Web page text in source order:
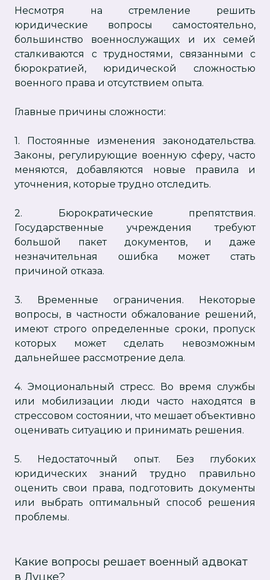
Несмотря на стремление решить
юридические вопросы самостоятельно,
большинство военнослужащих и их семей
сталкиваются с трудностями, связанными с
бюрократией, юридической сложностью
военного права и отсутствием опыта.
Главные причины сложности:
1. Постоянные изменения законодательства.
Законы, регулирующие военную сферу, часто
меняются, добавляются новые правила и
уточнения, которые трудно отследить.
2. Бюрократические препятствия.
Государственные учреждения требуют
большой пакет документов, и даже
незначительная ошибка может стать
причиной отказа.
3. Временные ограничения. Некоторые
вопросы, в частности обжалование решений,
имеют строго определенные сроки, пропуск
которых может сделать невозможным
дальнейшее рассмотрение дела.
4. Эмоциональный стресс. Во время службы
или мобилизации люди часто находятся в
стрессовом состоянии, что мешает объективно
оценивать ситуацию и принимать решения.
5. Недостаточный опыт. Без глубоких
юридических знаний трудно правильно
оценить свои права, подготовить документы
или выбрать оптимальный способ решения
проблемы.
Какие вопросы решает военный адвокат
в Луцке?